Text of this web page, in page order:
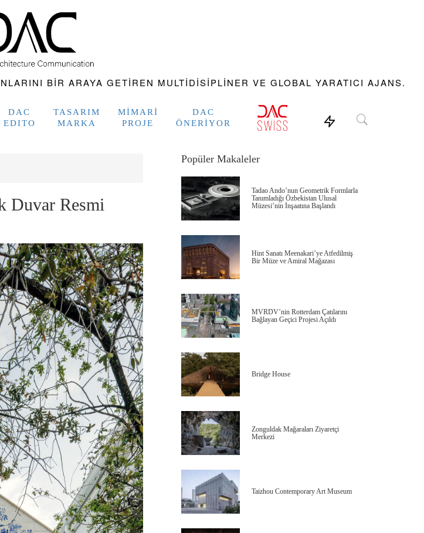
BIR ARAYA GETIREN MULTIDISIPLINER VE GLOBAL YARATICI AJANS.
DAC
EDITO
TASARIM
MARKA
MIMARI
PROJE
DAC
ÖNERIYOR
Duvar Resmi
Popüler Makaleler
Tadao Ando’nun Geometrik Formlarla
Tanımladığı Özbekistan Ulusal
Müzesi’nin İnşaatına Başlandı
Hint Sanatı Meenakari’ye Atfedilmiş
Bir Müze ve Amiral Mağazası
MVRDV’nin Rotterdam Çatılarını
Bağlayan Geçici Projesi Açıldı
Bridge House
Zonguldak Mağaraları Ziyaretçi
Merkezi
Taizhou Contemporary Art Museum